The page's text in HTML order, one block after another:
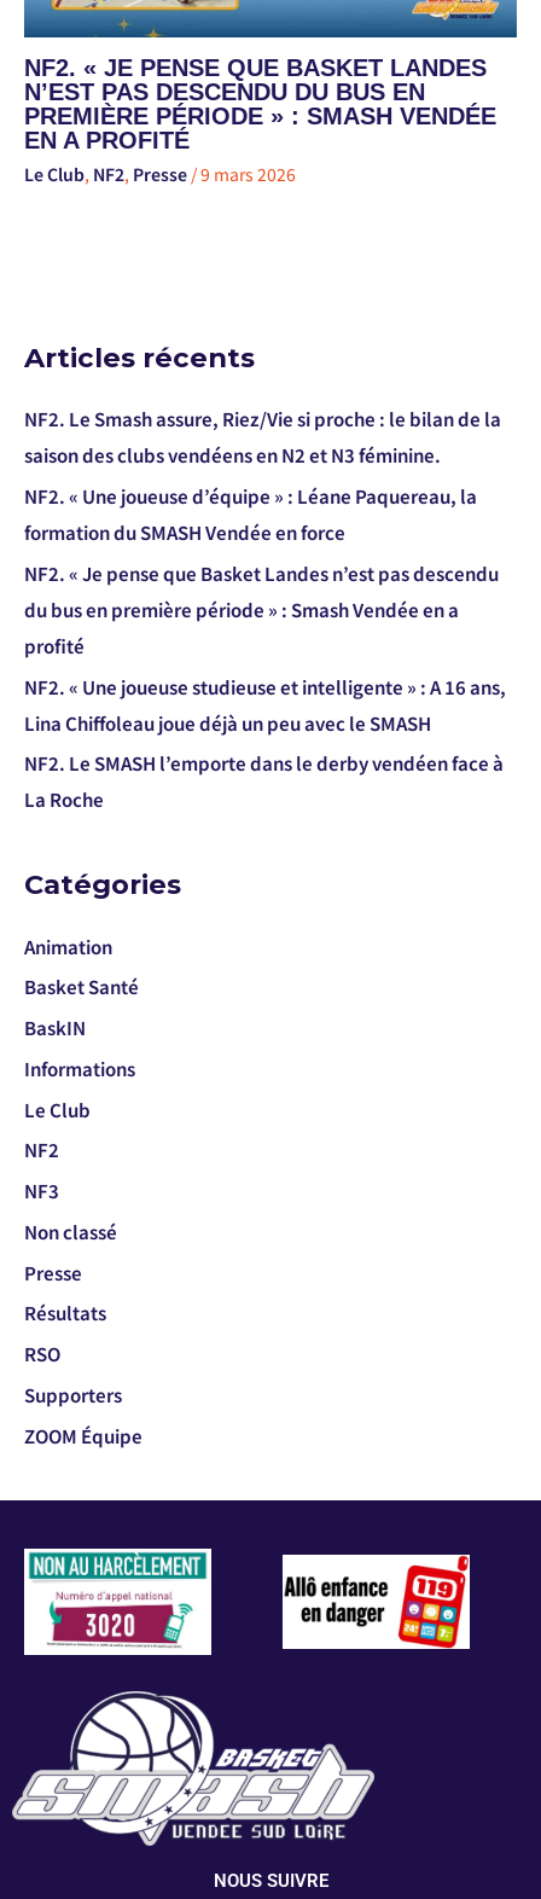
NF2. « JE PENSE QUE BASKET LANDES
N’EST PAS DESCENDU DU BUS EN
PREMIÈRE PÉRIODE » : SMASH VENDÉE
EN A PROFITÉ
Le Club, NF2, Presse /9 mars 2026
Articles récents
NF2. Le Smash assure, Riez/Vie si proche : le bilan de la
saison des clubs vendéens en N2 et N3 féminine.
NF2. « Une joueuse d’équipe » : Léane Paquereau, la
formation du SMASH Vendée en force
NF2. « Je pense que Basket Landes n’est pas descendu
du bus en première période » : Smash Vendée en a
profité
NF2. « Une joueuse studieuse et intelligente » : A 16 ans,
Lina Chiffoleau joue déjà un peu avec le SMASH
NF2. Le SMASH l’emporte dans le derby vendéen face à
La Roche
Catégories
Animation
Basket Santé
BaskIN
Informations
Le Club
NF2
NF3
Non classé
Presse
Résultats
RSO
Supporters
ZOOM Équipe
NOUS SUIVRE